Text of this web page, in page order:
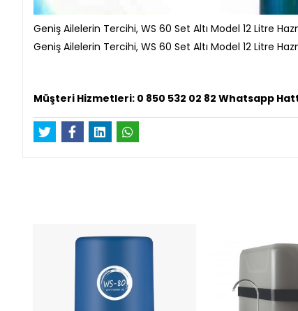
Geniş Ailelerin Tercihi, WS 60 Set Altı Model 12 Litre
Geniş Ailelerin Tercihi, WS 60 Set Altı Model 12 Litre
Müşteri Hizmetleri: 0 850 532 02 82 Whatsapp